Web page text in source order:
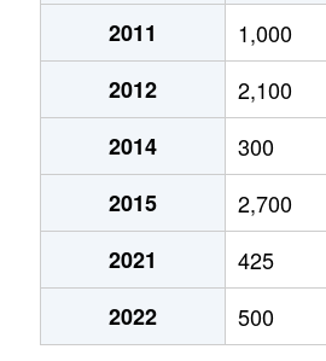
2011
1,000
2012
2,100
2014
300
2015
2,700
2021
425
2022
500